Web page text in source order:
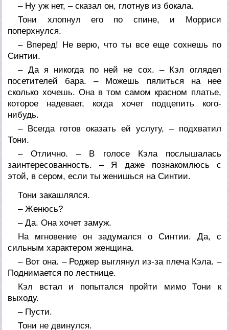
– Ну уж нет, – сказал он, глотнув из бокала.
Тони хлопнул его по спине, и Морриси
поперхнулся.
– Вперед! Не верю, что ты все еще сохнешь по
Синтии.
– Да я никогда по ней не сох. – Кэл оглядел
посетителей бара. – Можешь пялиться на нее
сколько хочешь. Она в том самом красном платье,
которое надевает, когда хочет подцепить кого-
нибудь.
– Всегда готов оказать ей услугу, – подхватил
Тони.
– Отлично. – В голосе Кэла послышалась
заинтересованность. – Я даже познакомлюсь с
этой, в сером, если ты женишься на Синтии.
Тони закашлялся.
– Женюсь?
– Да. Она хочет замуж.
На мгновение он задумался о Синтии. Да, с
сильным характером женщина.
– Вот она. – Роджер выглянул из-за плеча Кэла. –
Поднимается по лестнице.
Кэл встал и попытался пройти мимо Тони к
выходу.
– Пусти.
Тони не двинулся.